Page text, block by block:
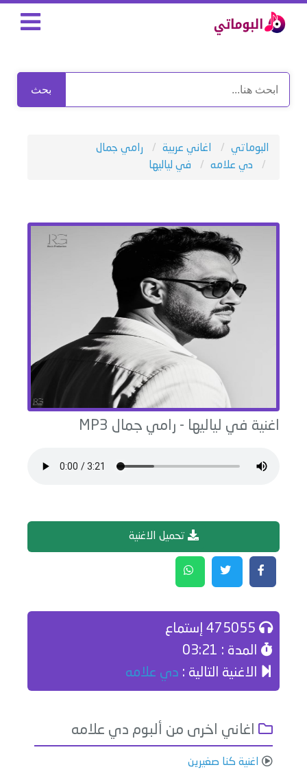
بحث
البوماتي اغاني عربية
رامي جمال
دي علامه
⁠في لياليها
اغنية ⁠في لياليها - رامي جمال
تحميل الاغنية
المدة : 03:21
الاغنية التالية : دي علامه
اغاني اخرى من ألبوم دي علامه
اغنية كنا صغيرين